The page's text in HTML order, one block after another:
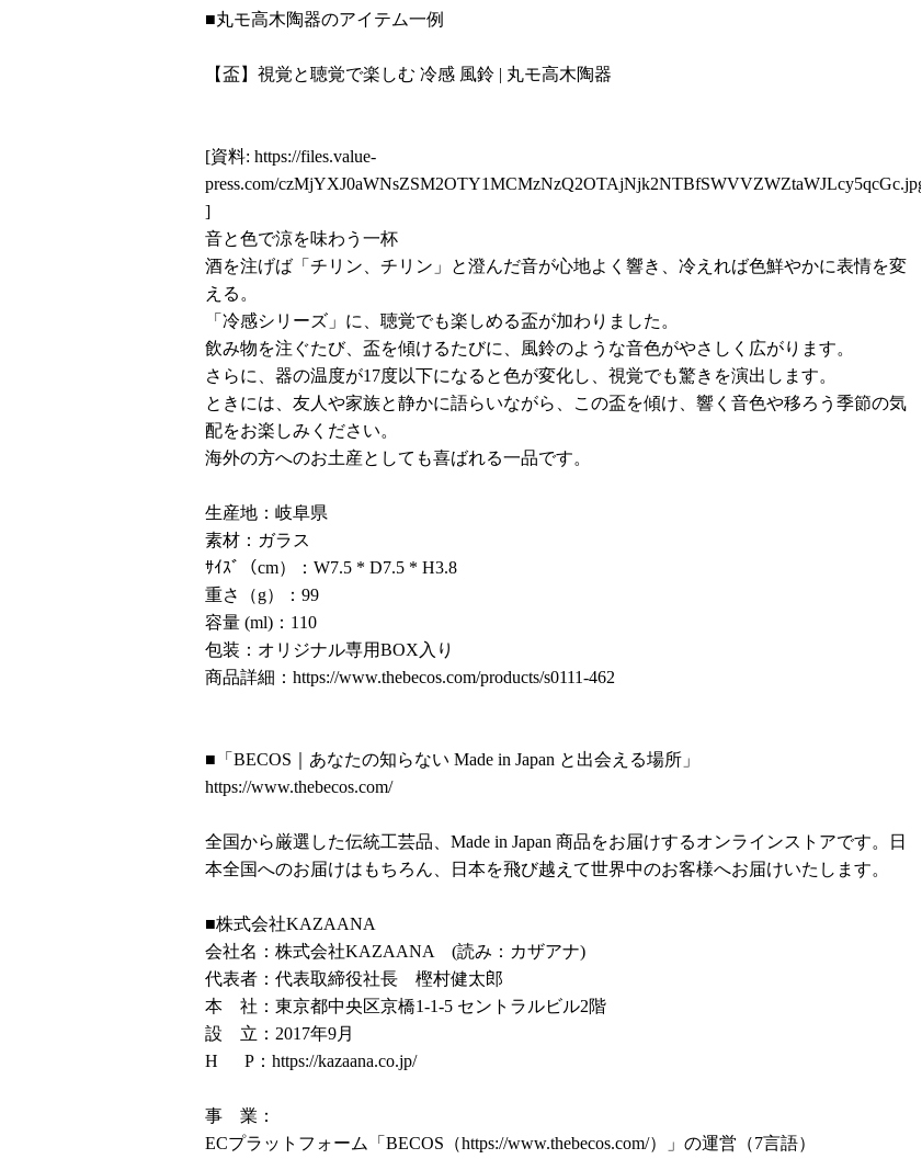
■丸モ高木陶器のアイテム一例
【盃】視覚と聴覚で楽しむ 冷感 風鈴 | 丸モ高木陶器
[資料: https://files.value-
press.com/czMjYXJ0aWNsZSM2OTY1MCMzNzQ2OTAjNjk2NTBfSWVVZWZtaWJLcy5qcGc.jpg
]
音と色で涼を味わう一杯
酒を注げば「チリン、チリン」と澄んだ音が心地よく響き、冷えれば色鮮やかに表情を変
える。
「冷感シリーズ」に、聴覚でも楽しめる盃が加わりました。
飲み物を注ぐたび、盃を傾けるたびに、風鈴のような音色がやさしく広がります。
さらに、器の温度が17度以下になると色が変化し、視覚でも驚きを演出します。
ときには、友人や家族と静かに語らいながら、この盃を傾け、響く音色や移ろう季節の気
配をお楽しみください。
海外の方へのお土産としても喜ばれる一品です。
生産地：岐阜県
素材：ガラス
ｻｲｽﾞ（cm）：W7.5 * D7.5 * H3.8
重さ（g）：99
容量 (ml)：110
包装：オリジナル専用BOX入り
商品詳細： https://www.thebecos.com/products/s0111-462
■「BECOS｜あなたの知らない Made in Japan と出会える場所」
https://www.thebecos.com/
全国から厳選した伝統工芸品、Made in Japan 商品をお届けするオンラインストアです。日
本全国へのお届けはもちろん、日本を飛び越えて世界中のお客様へお届けいたします。
■株式会社KAZAANA
会社名：株式会社KAZAANA (読み：カザアナ)
代表者：代表取締役社長 樫村健太郎
本 社：東京都中央区京橋1-1-5 セントラルビル2階
設 立：2017年9月
H P： https://kazaana.co.jp/
事 業：
ECプラットフォーム「BECOS（https://www.thebecos.com/）」の運営（7言語）